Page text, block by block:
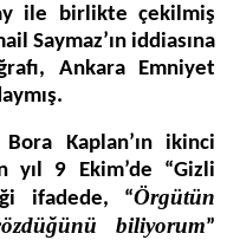
ile birlikte çekilmiş
Saymaz’ın iddiasına
Ankara Emniyet
Kaplan’ın ikinci
yıl 9 Ekim’de “Gizli
ifadede, “Örgütün
biliyorum”